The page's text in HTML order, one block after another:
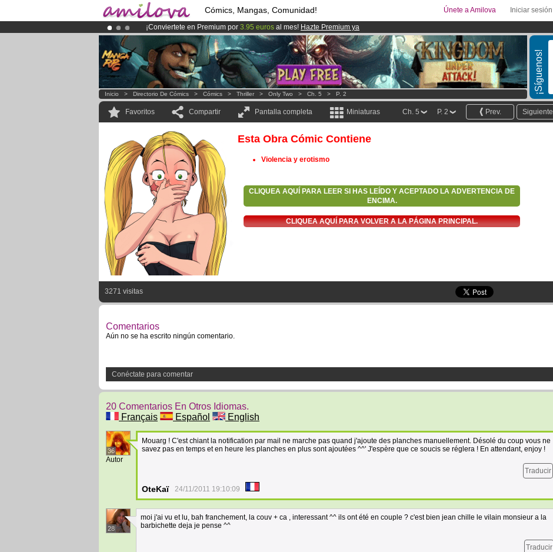
Cómics, Mangas, Comunidad! Iniciar sesión
Únete a Amilova
¡Conviertete en Premium por 3.95 euros al mes! Hazte Premium ya
¡El Kickstarter Amilova está desormado lanzado!.
¡Ya tenemos 100000miembrosy 1000 Cómics y Mangas!.
¡Síguenos!
Inicio > Directorio De Cómics > Cómics > Thriller > Only Two > Ch. 5 > P. 2
Favoritos Compartir Pantalla completa Miniaturas Siguiente
Prev.
P. 2
Ch. 5
Esta Obra Cómic Contiene
Violencia y erotismo
CLIQUEA AQUÍ PARA LEER SI HAS LEÍDO Y ACEPTADO LA ADVERTENCIA DE
ENCIMA.
CLIQUEA AQUÍ PARA VOLVER A LA PÁGINA PRINCIPAL.
3271 visitas
Comentarios
Aún no se ha escrito ningún comentario.
Conéctate para comentar
20 Comentarios En Otros Idiomas.
Français
Español English
36
Autor
Mouarg ! C'est chiant la notification par mail ne marche pas quand j'ajoute des planches manuellement. Désolé du coup vous ne
savez pas en temps et en heure les planches en plus sont ajoutées ^^' J'espère que ce soucis se réglera ! En attendant, enjoy !
Traducir
OteKaï 24/11/2011 19:10:09
28
moi j'ai vu et lu, bah franchement, la couv + ca , interessant ^^ ils ont été en couple ? c'est bien jean chille le vilain monsieur a la
barbichette deja je pense ^^
Traducir